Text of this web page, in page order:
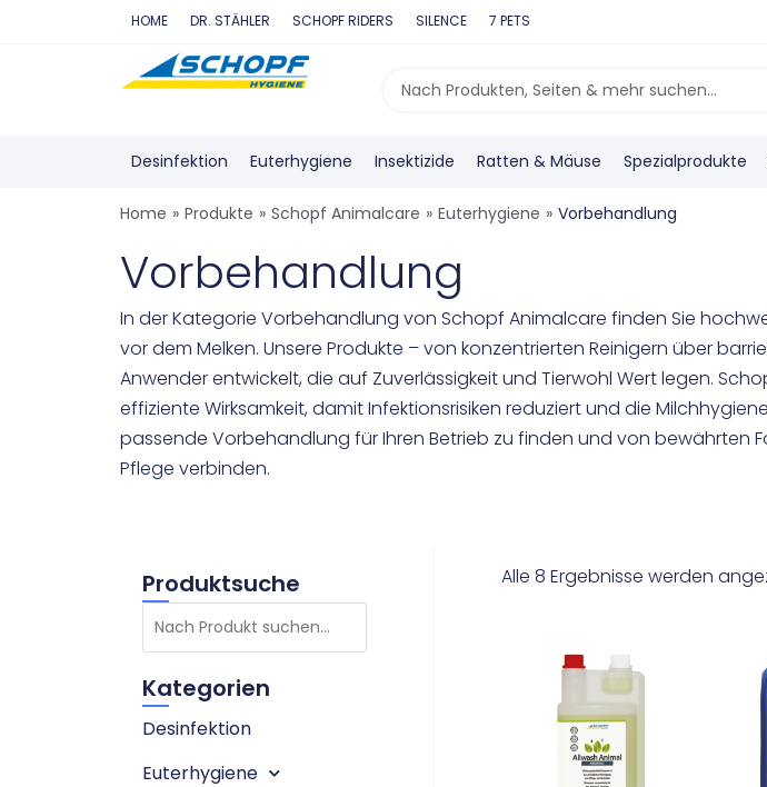
HOME DR. STÄHLER SCHOPF RIDERS SILENCE 7 PETS
Search
Desinfektion Euterhygiene Insektizide Ratten & Mäuse Spezialprodukte
Home » Produkte » Schopf Animalcare » Euterhygiene » Vorbehandlung
Vorbehandlung
In der Kategorie Vorbehandlung von Schopf Animalcare finden Sie
vor dem Melken. Unsere Produkte – von konzentrierten Reinigern über
Anwender entwickelt, die auf Zuverlässigkeit und Tierwohl Wert legen.
effiziente Wirksamkeit, damit Infektionsrisiken reduziert und die
passende Vorbehandlung für Ihren Betrieb zu finden und von bewährten
Pflege verbinden.
Produktsuche
Kategorien
Desinfektion
Euterhygiene
Alle 8 Ergebnisse werden